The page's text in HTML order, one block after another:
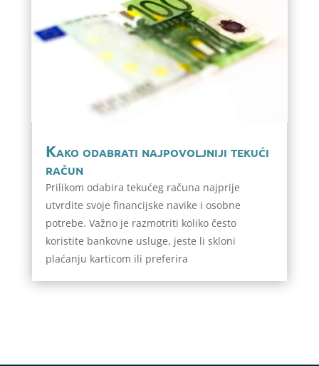
Kako odabrati najpovoljniji tekući
račun
Prilikom odabira tekućeg računa najprije
utvrdite svoje financijske navike i osobne
potrebe. Važno je razmotriti koliko često
koristite bankovne usluge, jeste li skloni
plaćanju karticom ili preferira